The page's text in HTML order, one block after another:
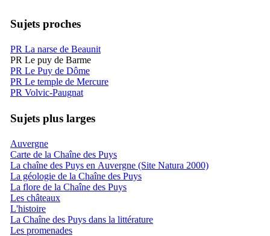
Sujets proches
PR La narse de Beaunit
PR Le puy de Barme
PR Le Puy de Dôme
PR Le temple de Mercure
PR Volvic-Paugnat
Sujets plus larges
Auvergne
Carte de la Chaîne des Puys
La chaîne des Puys en Auvergne (Site Natura 2000)
La géologie de la Chaîne des Puys
La flore de la Chaîne des Puys
Les châteaux
L'histoire
La Chaîne des Puys dans la littérature
Les promenades